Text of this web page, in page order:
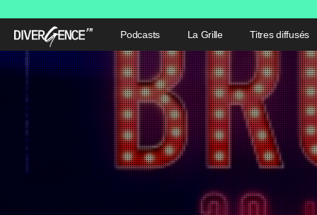
Podcasts La Grille Titres diffusés